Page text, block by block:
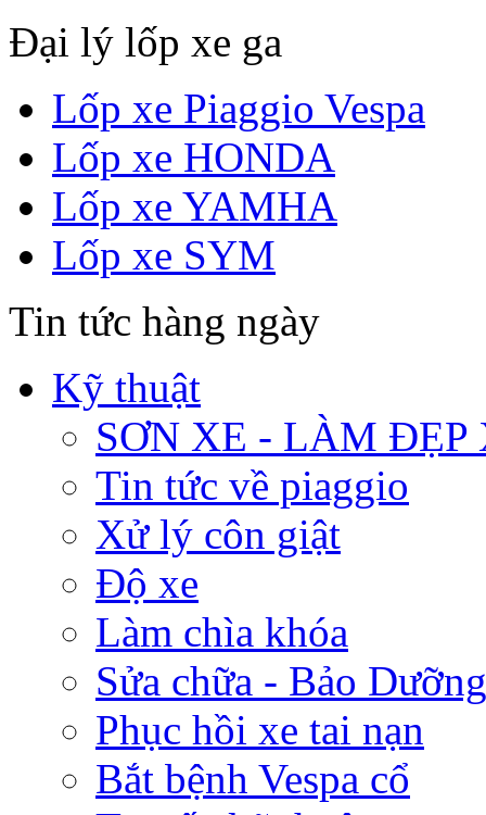
Đại lý lốp xe ga
Lốp xe Piaggio Vespa
Lốp xe HONDA
Lốp xe YAMHA
Lốp xe SYM
Tin tức hàng ngày
Kỹ thuật
SƠN XE - LÀM ĐẸP
Tin tức về piaggio
Xử lý côn giật
Độ xe
Làm chìa khóa
Sửa chữa - Bảo
Phục hồi xe tai nạn
Bắt bệnh Vespa cổ